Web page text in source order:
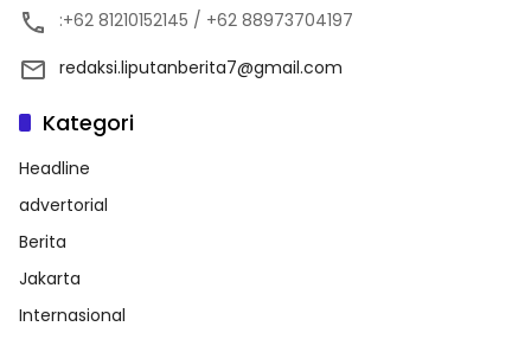
:+62 81210152145 / +62 88973704197
redaksi.liputanberita7@gmail.com
Kategori
Headline
advertorial
Berita
Jakarta
Internasional